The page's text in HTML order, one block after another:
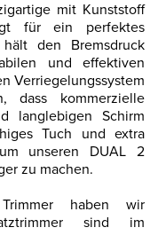
mit Kunststoff
für ein perfektes
den Bremsdruck
und effektiven
Verriegelungssystem
dass kommerzielle
langlebigen Schirm
Tuch und extra
unseren DUAL 2
zu machen.
haben wir
sind im